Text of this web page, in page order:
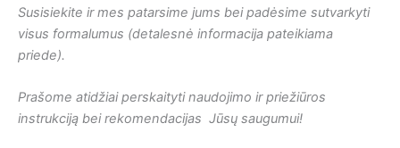
Susisiekite ir mes patarsime jums bei padėsime sutvarkyti
visus formalumus (detalesnė informacija pateikiama
priede).
Prašome atidžiai perskaityti naudojimo ir priežiūros
instrukciją bei rekomendacijas Jūsų saugumui!